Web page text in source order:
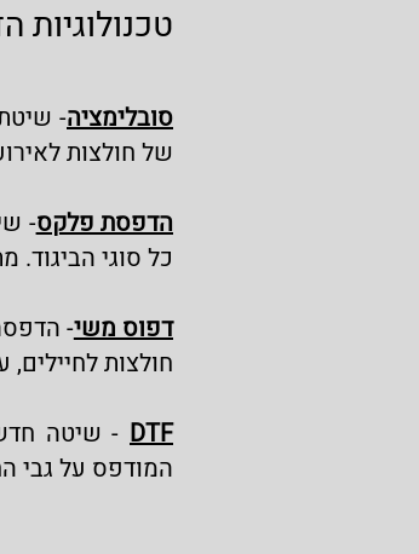
סובלימציה-
של חולצות
הדפסת פלקס-
כל סוגי הביגוד.
דפוס משי-
חולצות
DTF - שיטה
המודפס על גבי